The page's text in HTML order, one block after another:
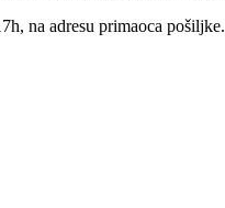
na adresu primaoca pošiljke.